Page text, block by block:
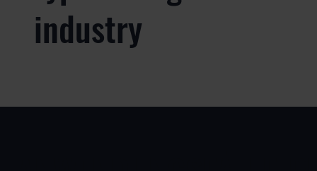
industry